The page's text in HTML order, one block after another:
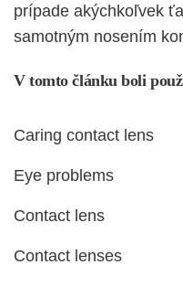
prípade akýchkoľvek
samotným nosením
V tomto článku boli
Caring contact lens
Eye problems
Contact lens
Contact lenses